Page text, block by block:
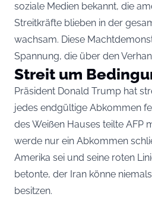
soziale Medien bekannt, die
Streitkräfte blieben in der
wachsam. Diese
Spannung, die über den
Streit um
Präsident Donald Trump hat
jedes endgültige Abkommen
des Weißen Hauses teilte AFP
werde nur ein Abkommen
Amerika sei und seine roten
betonte, der Iran könne
besitzen.